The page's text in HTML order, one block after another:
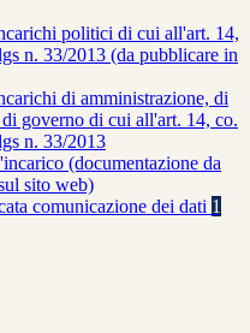
politici di cui all'art. 14,
n. 33/2013 (da pubblicare in
di amministrazione, di
governo di cui all'art. 14, co.
n. 33/2013
(documentazione da
sito web)
comunicazione dei dati 1